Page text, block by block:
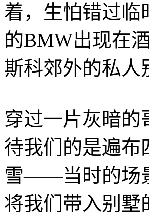
着，生怕错过临
的BMW出现在
斯科郊外的私人
穿过一片灰暗
待我们的是遍布
雪——当时的场
将我们带入别墅